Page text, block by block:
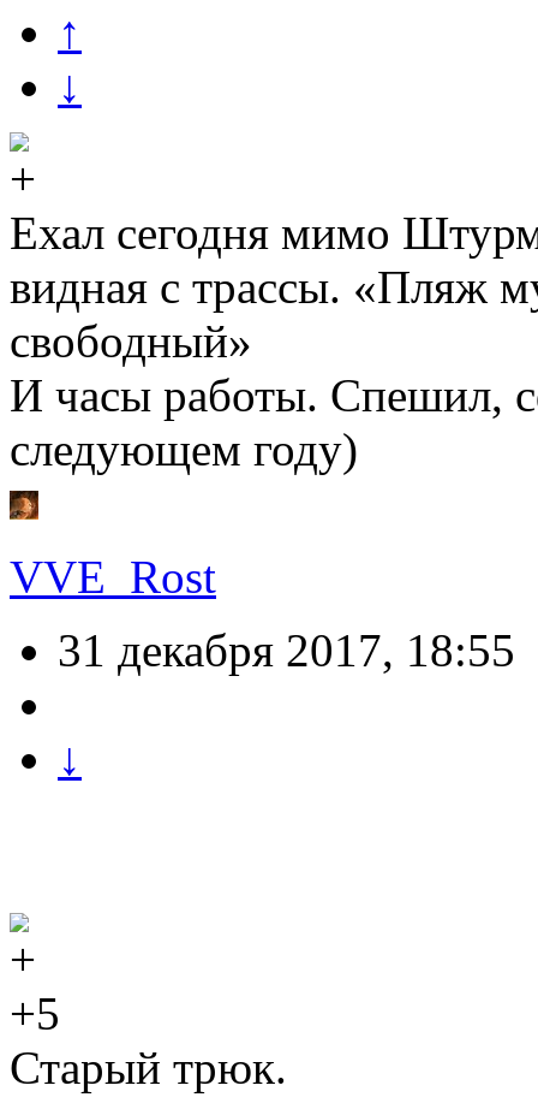
↑
↓
Ехал сегодня мимо
видная с трассы. «Пляж
свободный»
И часы работы. Спешил,
следующем году)
VVE_Rost
31 декабря 2017, 18:55
↓
+5
Старый трюк.